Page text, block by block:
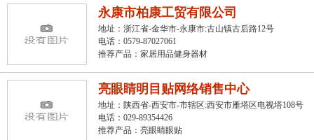
永康市柏康工贸有限公司
地址：浙江省-金华市-永康市:古山镇古后路12号
电话：0579-87027061
推荐产品： 家居用品健身器材
亮眼睛明目贴网络销售中心
地址：陕西省-西安市-市辖区:西安市雁塔区电视塔108号
电话：029-89354426
推荐产品： 亮眼睛眼贴